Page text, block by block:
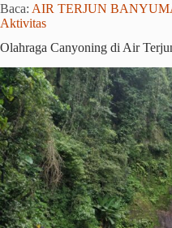
Baca: AIR TERJUN
Aktivitas
Olahraga Canyoning di Air